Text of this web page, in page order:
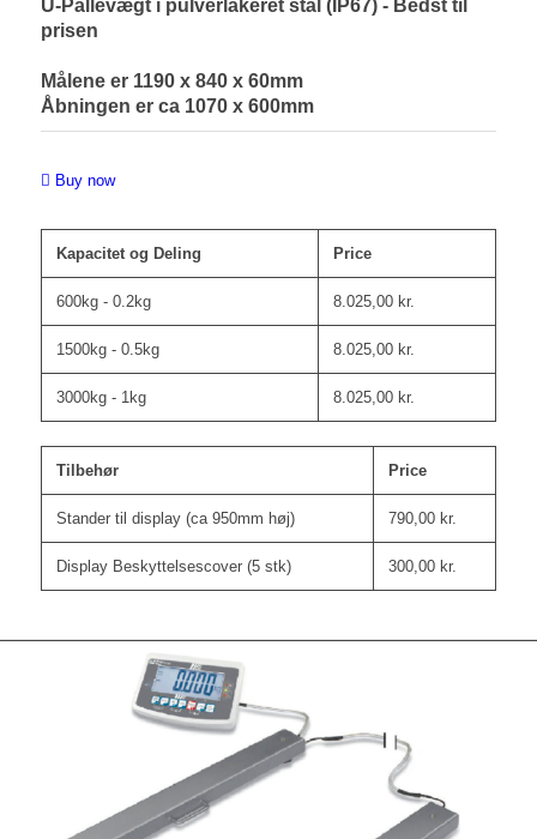
U-Pallevægt i pulverlakeret stål (IP67) - Bedst til
prisen
Målene er 1190 x 840 x 60mm
Åbningen er ca 1070 x 600mm
Buy now
Kapacitet og Deling Price
600kg - 0.2kg 8.025,00 kr.
1500kg - 0.5kg 8.025,00 kr.
3000kg - 1kg 8.025,00 kr.
Tilbehør Price
Stander til display (ca 950mm høj) 790,00 kr.
Display Beskyttelsescover (5 stk) 300,00 kr.